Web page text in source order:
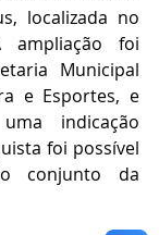
localizada no
ampliação foi
Municipal
e Esportes, e
indicação
foi possível
conjunto da